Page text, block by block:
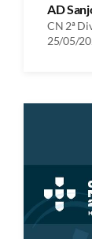
AD
CN 2ª
25/05/